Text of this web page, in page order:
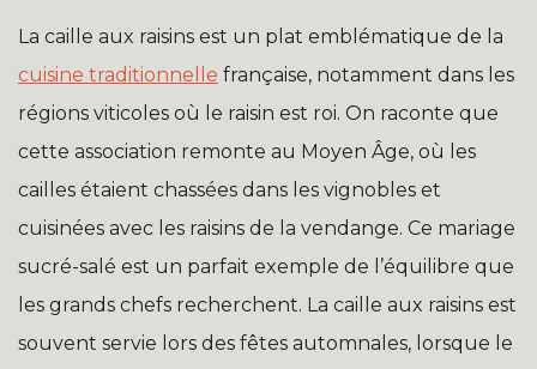
La caille aux raisins est un plat emblématique de la
cuisine traditionnelle française, notamment dans les
régions viticoles où le raisin est roi. On raconte que
cette association remonte au Moyen Âge, où les
cailles étaient chassées dans les vignobles et
cuisinées avec les raisins de la vendange. Ce mariage
sucré-salé est un parfait exemple de l’équilibre que
les grands chefs recherchent. La caille aux raisins est
souvent servie lors des fêtes automnales, lorsque le